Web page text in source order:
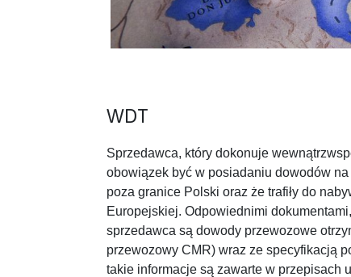
WDT
Sprzedawca, który dokonuje
obowiązek być w posiadaniu dowodów
poza granice Polski oraz że trafiły do
Europejskiej. Odpowiednimi
sprzedawca są dowody przewozowe
przewozowy CMR) wraz ze specyfikacją
takie informacje są zawarte w przepisach